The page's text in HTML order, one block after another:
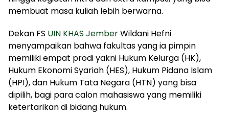
membuat masa kuliah lebih berwarna.
Dekan FS UIN KHAS JemberWildani Hefni
menyampaikan bahwa fakultas yang ia pimpin
memiliki empat prodi yakni Hukum Kelurga (HK),
Hukum Ekonomi Syariah (HES), Hukum Pidana Islam
(HPI), dan Hukum Tata Negara (HTN) yang bisa
dipilih, bagi para calon mahasiswa yang memiliki
ketertarikan di bidang hukum.